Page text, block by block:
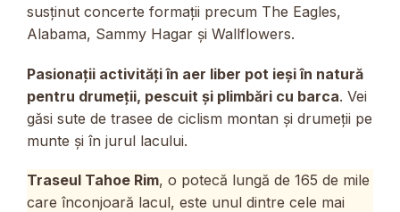
susținut concerte formații precum The Eagles,
Alabama, Sammy Hagar și Wallflowers.
Pasionații activități în aer liber pot ieși în natură
pentru drumeții, pescuit și plimbări cu barca. Vei
găsi sute de trasee de ciclism montan și drumeții pe
munte și în jurul lacului.
Traseul Tahoe Rim, o potecă lungă de 165 de mile
care înconjoară lacul, este unul dintre cele mai